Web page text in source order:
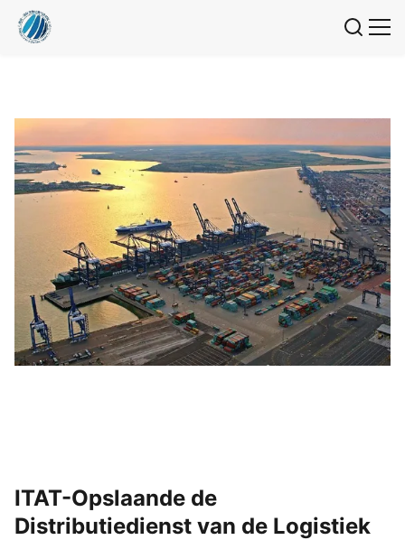
ITAT-Opslaande de
Distributiedienst van de Logistiek